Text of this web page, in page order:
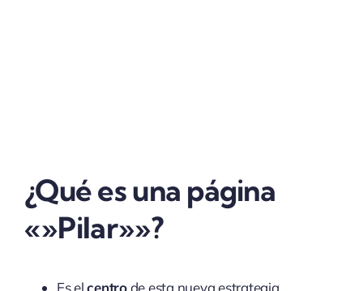
¿Qué es una página
«»Pilar»»?
Es elcentrode esta nueva estrategia